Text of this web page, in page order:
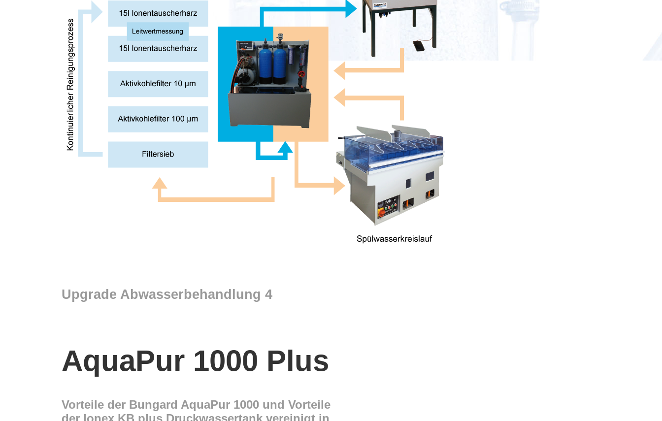
Upgrade Abwasserbehandlung 4
AquaPur 1000 Plus
Vorteile der Bungard AquaPur 1000 und Vorteile
der Ionex KB plus Druckwassertank vereinigt in